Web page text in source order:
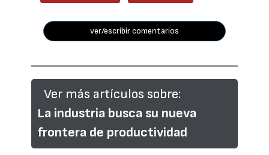
ver/escribir comentarios
Ver más artículos sobre:
La industria busca su nueva
frontera de productividad